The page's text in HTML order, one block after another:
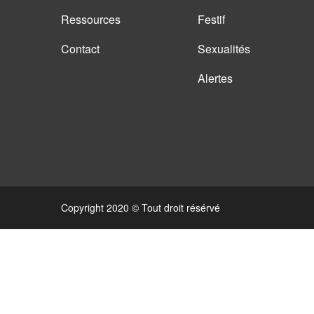
Ressources
Contact
Festif
Sexualités
Alertes
Copyright 2020 © Tout droit résérvé